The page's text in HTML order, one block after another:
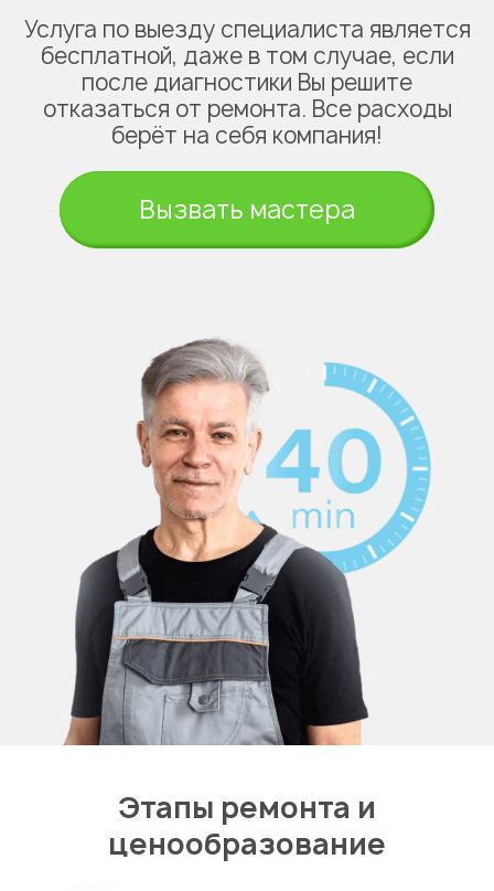
Услуга по выезду специалиста является
бесплатной, даже в том случае, если
после диагностики Вы решите
отказаться от ремонта. Все расходы
берёт на себя компания!
Вызвать мастера
Этапы ремонта и
ценообразование